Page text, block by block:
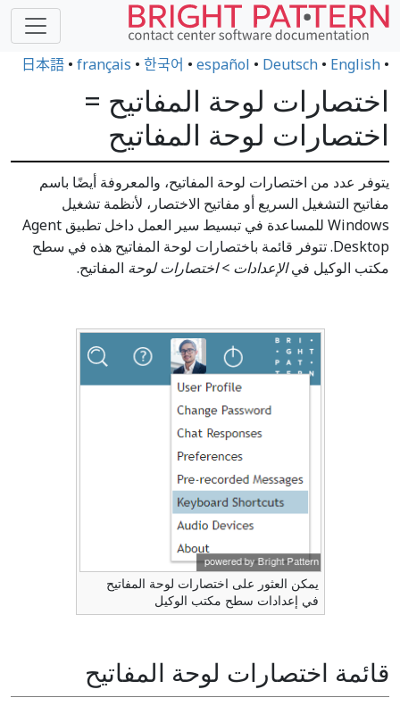
•
日本語 • français • 한국어 • español • Deutsch • English
اختصارات لوحة المفاتيح =
اختصارات لوحة المفاتيح
يتوفر عدد من اختصارات لوحة المفاتيح، والمعروفة أيضًا باسم
مفاتيح التشغيل السريع أو مفاتيح الاختصار، لأنظمة تشغيل
Windows للمساعدة في تبسيط سير العمل داخل تطبيق Agent
Desktop. تتوفر قائمة باختصارات لوحة المفاتيح هذه في سطح
مكتب الوكيل فيالإعدادات > اختصارات لوحة المفاتيح.
يمكن العثور على اختصارات لوحة المفاتيح
في إعدادات سطح مكتب الوكيل
قائمة اختصارات لوحة المفاتيح